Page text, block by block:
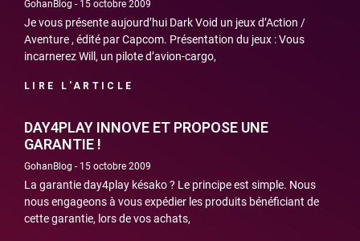
GohanBlog 15 octobre 2009
Je vous présente aujourd’hui Dark Void un jeux d’Action /
Aventure , édité par Capcom. Présentation du jeux : Vous
incarnerez Will, un pilote d’avion-cargo,
LIRE L'ARTICLE
DAY4PLAY INNOVE ET PROPOSE UNE
GARANTIE !
GohanBlog 15 octobre 2009
La garantie day4play késako ? Le principe est simple. Nous
nous engageons à vous expédier les produits bénéficiant de
cette garantie, lors de vos achats,